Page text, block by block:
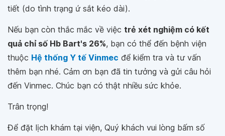
tiết (do tình trạng ứ sắt kéo dài).
Nếu bạn còn thắc mắc về việc trẻ xét nghiệm có kết
quả chỉ số Hb Bart's 26%, bạn có thể đến bệnh viện
thuộc Hệ thống Y tế Vinmec để kiểm tra và tư vấn
thêm bạn nhé. Cảm ơn bạn đã tin tưởng và gửi câu hỏi
đến Vinmec. Chúc bạn có thật nhiều sức khỏe.
Trân trọng!
Để đặt lịch khám tại viện, Quý khách vui lòng bấm số